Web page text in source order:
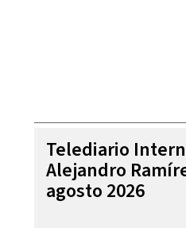
Telediario
Alejandro
agosto 2026